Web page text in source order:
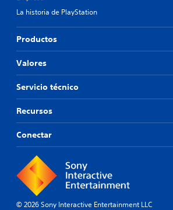
La historia de PlayStation
Productos
Valores
Servicio técnico
Recursos
Conectar
© 2026 Sony Interactive Entertainment LLC